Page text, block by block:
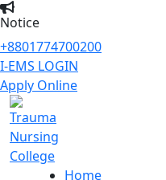
Notice
+8801774700200
I-EMS LOGIN
Apply Online
Home